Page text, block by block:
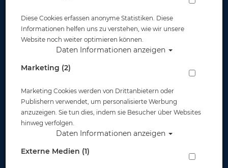
Polaris Unterzieher Fleece - Gr: S
Diese Cookies erfassen anonyme Statistiken. Diese
Informationen helfen uns zu verstehen, wie wir unsere
Website noch weiter optimieren können.
Daten Informationen anzeigen
Marketing (2)
Marketing Cookies werden von Drittanbietern oder
Publishern verwendet, um personalisierte Werbung
anzuzeigen. Sie tun dies, indem sie Besucher über Websites
hinweg verfolgen.
Daten Informationen anzeigen
Externe Medien (1)